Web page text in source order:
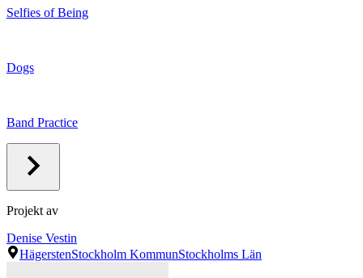
Selfies of Being
Dogs
Band Practice
Projekt av
Denise Vestin
HägerstenStockholm KommunStockholms Län